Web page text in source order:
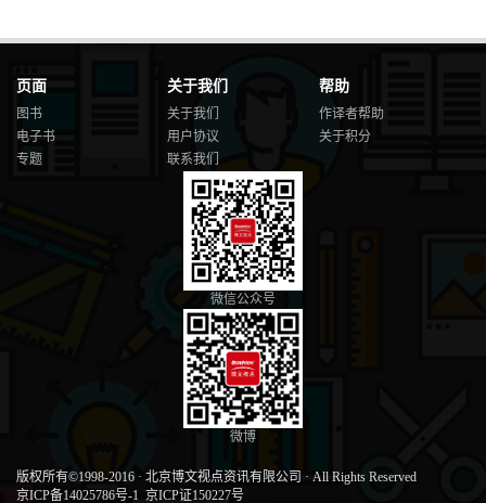
页面
图书
电子书
专题
关于我们
关于我们
用户协议
联系我们
帮助
作译者帮助
关于积分
微信公众号
微博
版权所有©1998-2016 · 北京博文视点资讯有限公司 · All Rights Reserved
京ICP备14025786号-1 京ICP证150227号